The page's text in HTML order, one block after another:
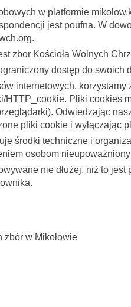
w platformie
jest poufna. W
zbor Kościoła Wolnych
dostęp do swoich
internetowych,
HTTP_cookie. Pliki cookies
Odwiedzając
pliki cookie i wyłączając
środki techniczne i
osobom
nie dłużej, niż to
zbór w Mikołowie